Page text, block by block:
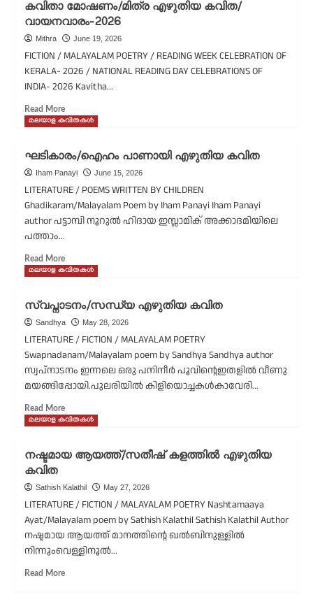
ഡേ/
സുറാബ്
എഴുതിയ
ഡേ-2026
കവിതാ മോഷണം/മിത്ര എഴുതിയ കവിത/
വായനവാരം-2026
Mithra June 19, 2026
FICTION / MALAYALAM POETRY / READING WEEK CELEBRATION OF
KERALA- 2026 / NATIONAL READING DAY CELEBRATIONS OF
INDIA- 2026 Kavitha...
Read MoreRead
more
മോഷണം/
മിത്ര
എഴുതിയ
കവിത/
വായനവാരം-2026
മലയാള കവിതകൾ
ഘടികാരം/ഐഹം പാണായി എഴുതിയ കവിത
Iham Panayi June 15, 2026
LITERATURE / POEMS WRITTEN BY CHILDREN
Ghadikaram/Malayalam Poem by Iham Panayi Iham Panayi
author പട്ടാമ്പി നൂറുൽ ഹിദായ ഇസ്ലാമിക് അക്കാദമിയിലെ
പത്താം...
Read MoreRead
more
ഐഹം
പാണായി
എഴുതിയ
കവിത
മലയാള കവിതകൾ
സ്വപ്നാടനം/സന്ധ്യ എഴുതിയ കവിത
Sandhya May 28, 2026
LITERATURE / FICTION / MALAYALAM POETRY
Swapnadanam/Malayalam poem by Sandhya Sandhya author
സ്വപ്നാടനം ഇന്നലെ ഒരു പനിനീർ പൂവിന്റെഇതളിൽ വീണു
മയങ്ങിപ്പോയി.പുലരിയിൽ കിളിയൊച്ചകൾകാവേരി...
Read MoreRead
more
സന്ധ്യ
കവിത
മലയാള കവിതകൾ
നഷ്ടമായ ആയത്ത്/സതീഷ് കളത്തിൽ എഴുതിയ
കവിത
Sathish Kalathil May 27, 2026
LITERATURE / FICTION / MALAYALAM POETRY Nashtamaaya
Ayat/Malayalam poem by Sathish Kalathil Sathish Kalathil Author
നഷ്ടമായ ആയത്ത് മാനത്തിന്റെ ഖൽബിനുള്ളിൽ
നിന്നുംവെള്ളിനൂൽ...
Read MoreRead